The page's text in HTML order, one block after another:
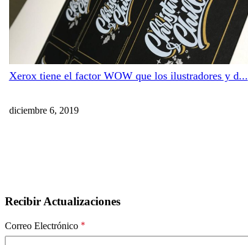
Xerox tiene el factor WOW que los ilustradores y d...
diciembre 6, 2019
Recibir Actualizaciones
Correo Electrónico *